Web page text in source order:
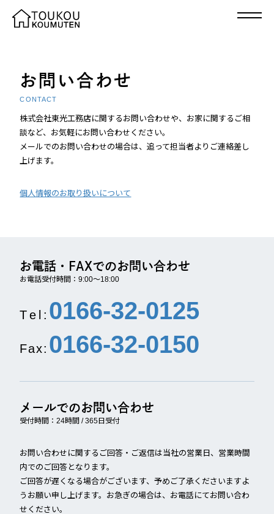
お問い合わせ
CONTACT
株式会社東光工務店に関するお問い合わせや、お家に関するご相
談など、お気軽にお問い合わせください。
メールでのお問い合わせの場合は、追って担当者よりご連絡差し
上げます。
個人情報のお取り扱いについて
お電話・FAXでのお問い合わせ
お電話受付時間：9:00～18:00
T e : 0166-32-0125
Fax: 0166-32-0150
メールでのお問い合わせ
受付時間：24時間 / 365日受付
お問い合わせに関するご回答・ご返信は当社の営業日、営業時間
内でのご回答となります。
ご回答が遅くなる場合がございます、予めご了承くださいますよ
うお願い申し上げます。お急ぎの場合は、お電話にてお問い合わ
せください。